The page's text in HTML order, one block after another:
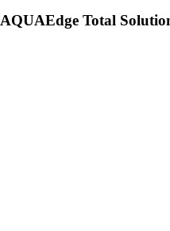
AQUAEdge Total